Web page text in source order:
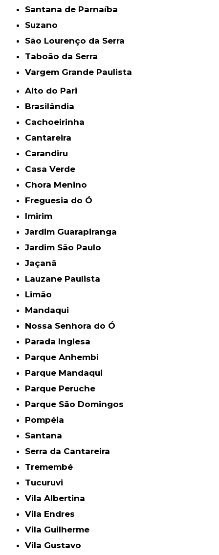
Santana de Parnaíba
Suzano
São Lourenço da Serra
Taboão da Serra
Vargem Grande Paulista
Alto do Pari
Brasilândia
Cachoeirinha
Cantareira
Carandiru
Casa Verde
Chora Menino
Freguesia do Ó
Imirim
Jardim Guarapiranga
Jardim São Paulo
Jaçanã
Lauzane Paulista
Limão
Mandaqui
Nossa Senhora do Ó
Parada Inglesa
Parque Anhembi
Parque Mandaqui
Parque Peruche
Parque São Domingos
Pompéia
Santana
Serra da Cantareira
Tremembé
Tucuruvi
Vila Albertina
Vila Endres
Vila Guilherme
Vila Gustavo